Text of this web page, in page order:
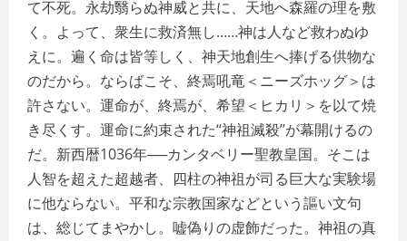
て不死。永劫翳らぬ神威と共に、天地へ森羅の理を敷
く。よって、衆生に救済無し……神は人など救わぬゆ
えに。遍く命は皆等しく、神天地創生へ捧げる供物な
のだから。ならばこそ、終焉吼竜＜ニーズホッグ＞は
許さない。運命が、終焉が、希望＜ヒカリ＞を以て焼
き尽くす。運命に約束された‘‘神祖滅殺’’が幕開けるの
だ。新西暦1036年──カンタベリー聖教皇国。そこは
人智を超えた超越者、四柱の神祖が司る巨大な実験場
に他ならない。平和な宗教国家などという謳い文句
は、総じてまやかし。嘘偽りの虚飾だった。神祖の真